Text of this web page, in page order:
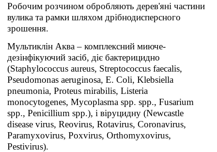
Робочим розчином обробляють дерев'яні частини
вулика та рамки шляхом дрібнодисперсного
зрошення.
Мультиклін Аква – комплексний миюче-
дезінфікуючий засіб, діє бактерицидно
(Staphylococcus aureus, Streptococcus faecalis,
Pseudomonas aeruginosa, E. Coli, Klebsiella
pneumonia, Proteus mirabilis, Listeria
monocytogenes, Mycoplasma spp. spp., Fusarium
spp., Penicillium spp.), і віруцидну (Newcastle
disease virus, Reovirus, Rotavirus, Coronavirus,
Paramyxovirus, Poxvirus, Orthomyxovirus,
Pestivirus).